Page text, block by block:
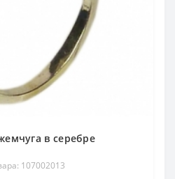
в серебре
107002013